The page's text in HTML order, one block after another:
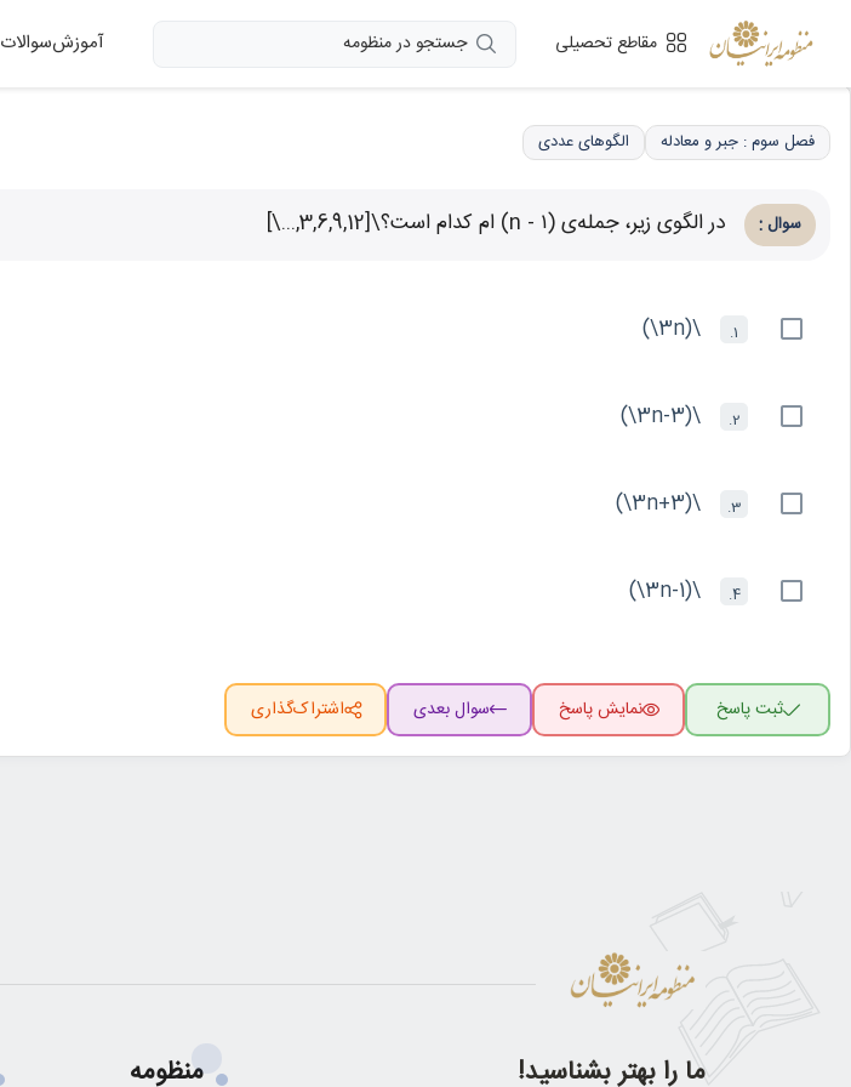
مقاطع تحصیلی جستجو در منظومه آموزشسوالات
فصل سوم : جبر و معادله الگوهای عددی
سوال : در الگوی زیر، جمله‌ی (۱ - n) ام کدام است؟\[3,6,9,12,...\]
1.
\(3n\)
2.
\(3n-3\)
3.
\(3n+3\)
4.
\(3n-1\)
ثبت پاسخ نمایش پاسخ سوال بعدی اشتراک‌گذاری
ما را بهتر بشناسید! منظومه